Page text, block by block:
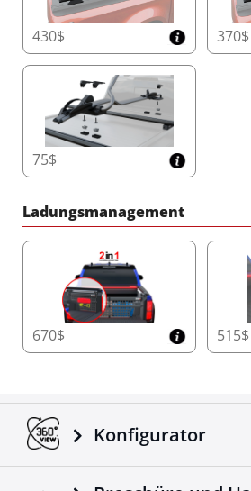
430$ 370$
75$
Ladungsmanagement
670$ 515$
Konfigurator